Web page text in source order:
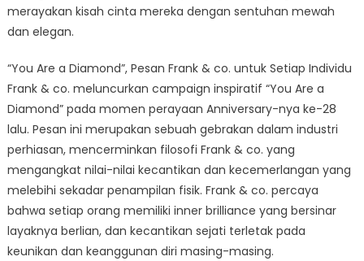
merayakan kisah cinta mereka dengan sentuhan mewah
dan elegan.
“You Are a Diamond”, Pesan Frank & co. untuk Setiap Individu
Frank & co. meluncurkan campaign inspiratif “You Are a
Diamond” pada momen perayaan Anniversary-nya ke-28
lalu. Pesan ini merupakan sebuah gebrakan dalam industri
perhiasan, mencerminkan filosofi Frank & co. yang
mengangkat nilai-nilai kecantikan dan kecemerlangan yang
melebihi sekadar penampilan fisik. Frank & co. percaya
bahwa setiap orang memiliki inner brilliance yang bersinar
layaknya berlian, dan kecantikan sejati terletak pada
keunikan dan keanggunan diri masing-masing.